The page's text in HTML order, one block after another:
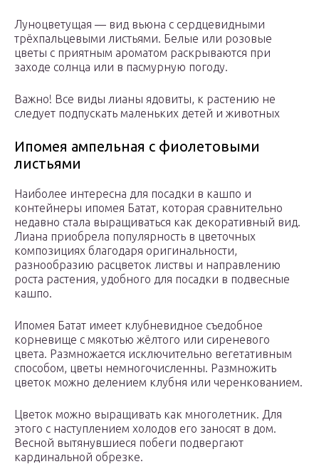
Луноцветущая — вид вьюна с сердцевидными
трёхпальцевыми листьями. Белые или розовые
цветы с приятным ароматом раскрываются при
заходе солнца или в пасмурную погоду.
Важно! Все виды лианы ядовиты, к растению не
следует подпускать маленьких детей и животных
Ипомея ампельная с фиолетовыми
листьями
Наиболее интересна для посадки в кашпо и
контейнеры ипомея Батат, которая сравнительно
недавно стала выращиваться как декоративный вид.
Лиана приобрела популярность в цветочных
композициях благодаря оригинальности,
разнообразию расцветок листвы и направлению
роста растения, удобного для посадки в подвесные
кашпо.
Ипомея Батат имеет клубневидное съедобное
корневище с мякотью жёлтого или сиреневого
цвета. Размножается исключительно вегетативным
способом, цветы немногочисленны. Размножить
цветок можно делением клубня или черенкованием.
Цветок можно выращивать как многолетник. Для
этого с наступлением холодов его заносят в дом.
Весной вытянувшиеся побеги подвергают
кардинальной обрезке.